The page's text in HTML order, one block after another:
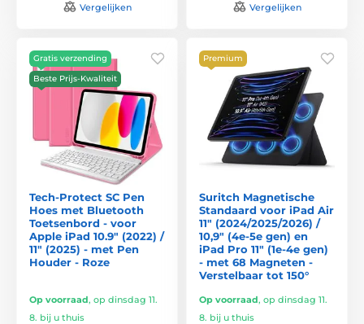
Vergelijken Vergelijken
Gratis verzending
Beste Prijs-Kwaliteit
Tech-Protect SC Pen
Hoes met Bluetooth
Toetsenbord - voor
Apple iPad 10.9" (2022) /
11" (2025) - met Pen
Houder - Roze
Op voorraad, op dinsdag 11.
8. bij u thuis
Premium
Suritch Magnetische
Standaard voor iPad Air
11″ (2024/2025/2026) /
10,9″ (4e-5e gen) en
iPad Pro 11″ (1e-4e gen)
- met 68 Magneten -
Verstelbaar tot 150°
Op voorraad, op dinsdag 11.
8. bij u thuis